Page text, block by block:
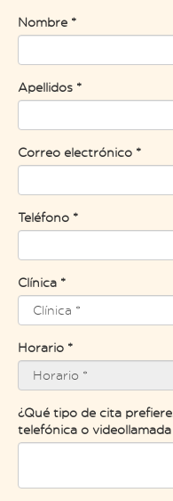
Nombre *
Apellidos *
Correo electrónico *
Teléfono *
Clínica *
Horario *
¿Qué tipo de cita
telefónica o